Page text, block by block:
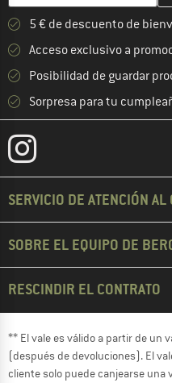
5 € de descuento de
Acceso exclusivo a
Posibilidad de guardar
Sorpresa para tu
SERVICIO DE ATENCIÓN AL
SOBRE EL EQUIPO DE
RESCINDIR EL CONTRATO
** El vale es válido a partir de un
(después de devoluciones). El
cliente solo puede canjearse una